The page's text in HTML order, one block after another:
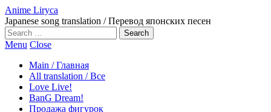
Anime Liryca
Japanese song translation / Перевод японских песен
Search
on:
Menu Close
Main / Главная
All translation / Все
Love Live!
BanG Dream!
Продажа фигурок